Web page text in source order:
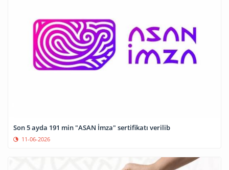
Son 5 ayda 191 min "ASAN İmza" sertifikatı verilib
11-06-2026